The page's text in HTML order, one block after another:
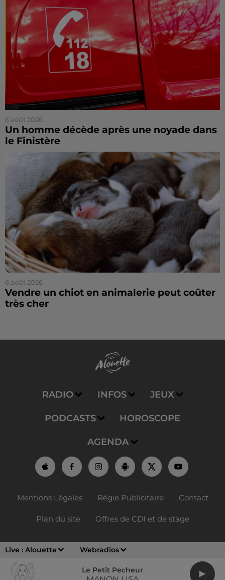
Live : Alouette Webradios
Le Petit Pecheur
6 août 2026
Un homme décède après une noyade dans
le Finistère
6 août 2026
Vendre un chiot en animalerie peut coûter
très cher
RADIO INFOS JEUX
PODCASTS HOROSCOPE
AGENDA
Mentions Légales Régie Publicitaire Contact
Plan du site Offres de CDI et de stage